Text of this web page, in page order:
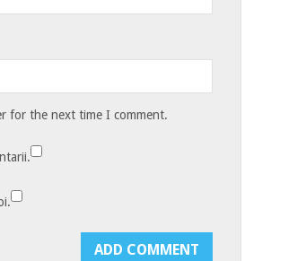
for the next time I comment.